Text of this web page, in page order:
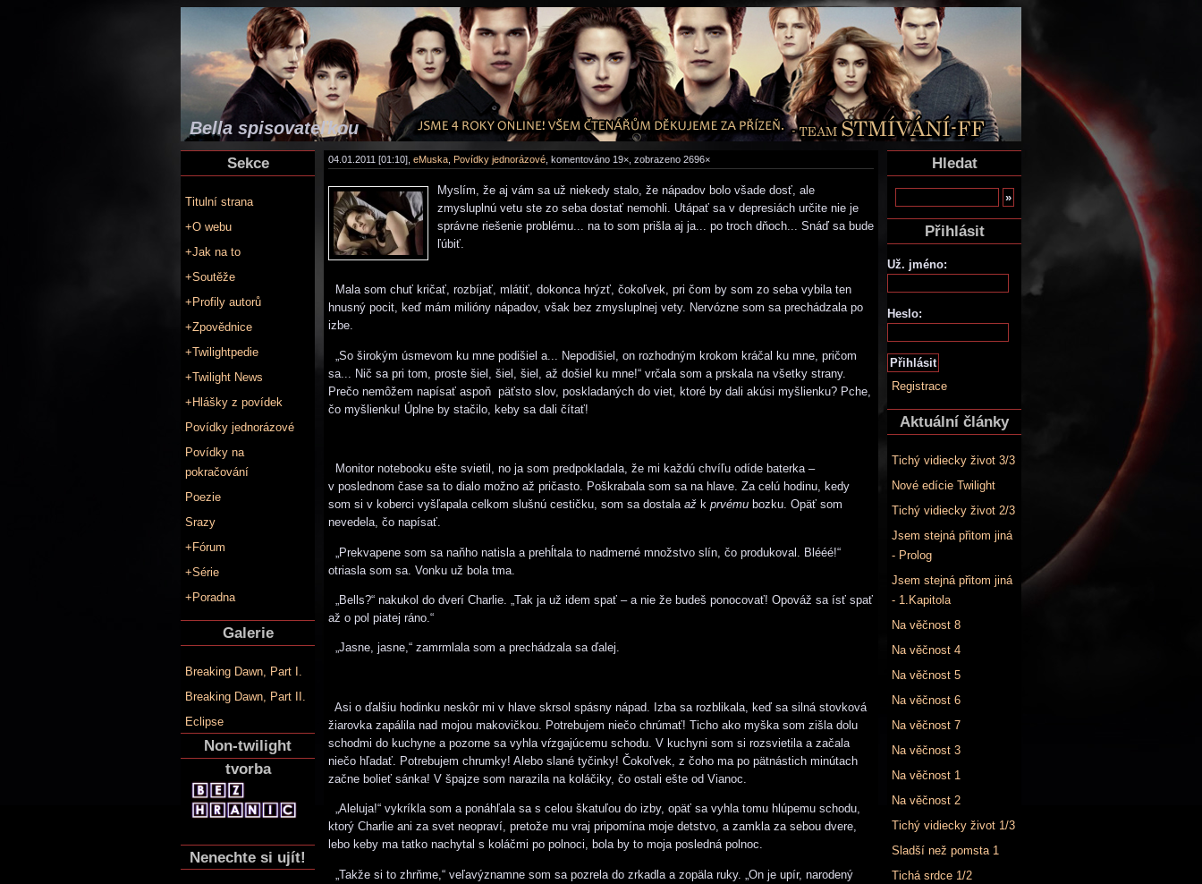
Bella spisovateľkou
Sekce
Titulní strana
+O webu
+Jak na to
+Soutěže
+Profily autorů
+Zpovědnice
+Twilightpedie
+Twilight News
+Hlášky z povídek
Povídky jednorázové
Povídky na
pokračování
Poezie
Srazy
+Fórum
+Série
+Poradna
Galerie
Breaking Dawn, Part I.
Breaking Dawn, Part II.
Eclipse
Non-twilight
tvorba
Nenechte si ujít!
04.01.2011 [01:10], eMuska Povídky jednorázové , komentováno 19×, zobrazeno 2696×
Myslím, že aj vám sa už niekedy stalo, že nápadov bolo všade dosť, ale
zmysluplnú vetu ste zo seba dostať nemohli. Utápať sa v depresiách určite nie je
správne riešenie problému... na to som prišla aj ja... po troch dňoch... Snáď sa bude
ľúbiť.
Mala som chuť kričať, rozbíjať, mlátiť, dokonca hrýzť, čokoľvek, pri čom by som zo seba vybila ten
hnusný pocit, keď mám milióny nápadov, však bez zmysluplnej vety. Nervózne som sa prechádzala po
izbe.
„So širokým úsmevom ku mne podišiel a... Nepodišiel, on rozhodným krokom kráčal ku mne, pričom
sa... Nič sa pri tom, proste šiel, šiel, šiel, až došiel ku mne!“ vrčala som a prskala na všetky strany.
Prečo nemôžem napísať aspoň päťsto slov, poskladaných do viet, ktoré by dali akúsi myšlienku? Pche,
čo myšlienku! Úplne by stačilo, keby sa dali čítať!
Monitor notebooku ešte svietil, no ja som predpokladala, že mi každú chvíľu odíde baterka –
v poslednom čase sa to dialo možno až pričasto. Poškrabala som sa na hlave. Za celú hodinu, kedy
som si v koberci vyšľapala celkom slušnú cestičku, som sa dostala až k prvému bozku. Opäť som
nevedela, čo napísať.
„Prekvapene som sa naňho natisla a prehĺtala to nadmerné množstvo slín, čo produkoval. Blééé!“
otriasla som sa. Vonku už bola tma.
„Bells?“ nakukol do dverí Charlie. „Tak ja už idem spať – a nie že budeš ponocovať! Opováž sa ísť spať
až o pol piatej ráno.“
„Jasne, jasne,“ zamrmlala som a prechádzala sa ďalej.
Asi o ďalšiu hodinku neskôr mi v hlave skrsol spásny nápad. Izba sa rozblikala, keď sa silná stovková
žiarovka zapálila nad mojou makovičkou. Potrebujem niečo chrúmať! Ticho ako myška som zišla dolu
schodmi do kuchyne a pozorne sa vyhla vŕzgajúcemu schodu. V kuchyni som si rozsvietila a začala
niečo hľadať. Potrebujem chrumky! Alebo slané tyčinky! Čokoľvek, z čoho ma po pätnástich minútach
začne bolieť sánka! V špajze som narazila na koláčiky, čo ostali ešte od Vianoc.
„Aleluja!“ vykríkla som a ponáhľala sa s celou škatuľou do izby, opäť sa vyhla tomu hlúpemu schodu,
ktorý Charlie ani za svet neopraví, pretože mu vraj pripomína moje detstvo, a zamkla za sebou dvere,
lebo keby ma tatko nachytal s koláčmi po polnoci, bola by to moja posledná polnoc.
„Takže si to zhrňme,“ veľavýznamne som sa pozrela do zrkadla a zopäla ruky. „On je upír, narodený
Hledat
Přihlásit
Už. jméno:
Heslo:
Registrace
Aktuální články
Tichý vidiecky život 3/3
Nové edície Twilight
Tichý vidiecky život 2/3
Jsem stejná přitom jiná
- Prolog
Jsem stejná přitom jiná
- 1.Kapitola
Na věčnost 8
Na věčnost 4
Na věčnost 5
Na věčnost 6
Na věčnost 7
Na věčnost 3
Na věčnost 1
Na věčnost 2
Tichý vidiecky život 1/3
Sladší než pomsta 1
Tichá srdce 1/2